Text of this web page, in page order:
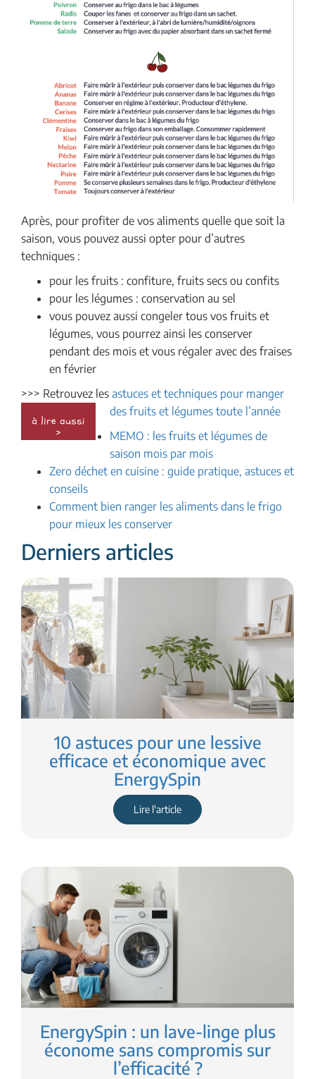
Après, pour profiter de vos aliments quelle que soit la
saison, vous pouvez aussi opter pour d’autres
techniques :
pour les fruits : confiture, fruits secs ou confits
pour les légumes : conservation au sel
vous pouvez aussi congeler tous vos fruits et
légumes, vous pourrez ainsi les conserver
pendant des mois et vous régaler avec des fraises
en février
>>> Retrouvez les astuces et techniques pour manger
des fruits et légumes toute l’année
MEMO : les fruits et légumes de
saison mois par mois
Zero déchet en cuisine : guide pratique, astuces et
conseils
Comment bien ranger les aliments dans le frigo
pour mieux les conserver
Derniers articles
10 astuces pour une lessive
efficace et économique avec
EnergySpin
Lire l'article
EnergySpin : un lave-linge plus
économe sans compromis sur
l’efficacité ?